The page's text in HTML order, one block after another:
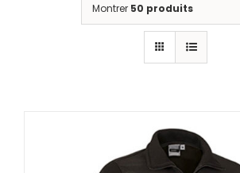
Montrer 50 produits